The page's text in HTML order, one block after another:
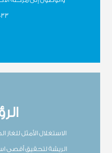
الاستغلال الأمثل
الريشة لتحقيق أقصى